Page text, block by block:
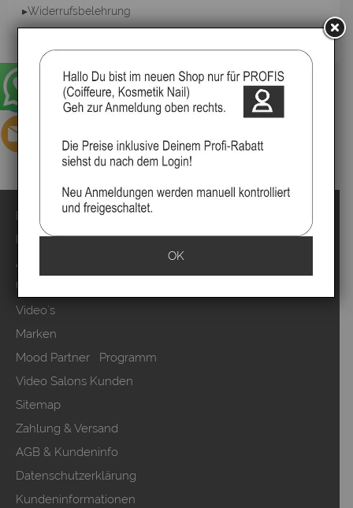
▸Widerrufsbelehrung
Impressum
Kontakt
Anmelden
Über uns
Video`s
Marken
Mood Partner Programm
Video Salons Kunden
Sitemap
Zahlung & Versand
AGB & Kundeninfo
Datenschutzerklärung
Kundeninformationen
OK